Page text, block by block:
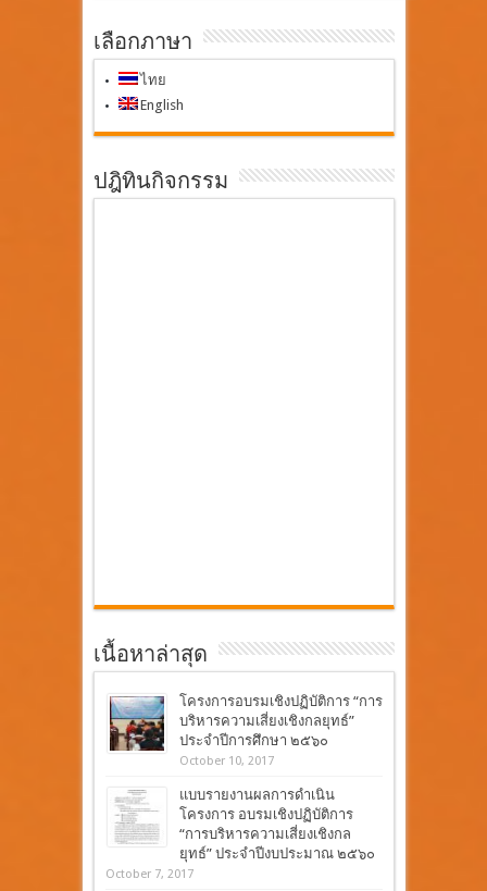
เลือกภาษา
ไทย
English
ปฎิทินกิจกรรม
เนื้อหาล่าสุด
โครงการอบรมเชิงปฏิบัติการ “การ
บริหารความเสี่ยงเชิงกลยุทธ์”
ประจำปีการศึกษา ๒๕๖๐
October 10, 2017
แบบรายงานผลการดำเนิน
โครงการ อบรมเชิงปฏิบัติการ
“การบริหารความเสี่ยงเชิงกล
ยุทธ์” ประจำปีงบประมาณ ๒๕๖๐
October 7, 2017